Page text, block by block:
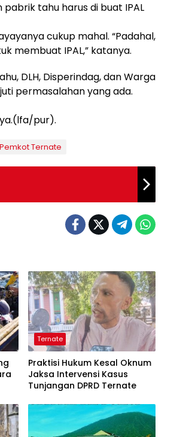
tahu harus di buat IPAL
cukup mahal. “Padahal,
membuat IPAL,” katanya.
DLH, Disperindag, dan Warga
permasalahan yang ada.
pur).
Pemkot Ternate
Ternate
Praktisi Hukum Kesal Oknum
Jaksa Intervensi Kasus
Tunjangan DPRD Ternate